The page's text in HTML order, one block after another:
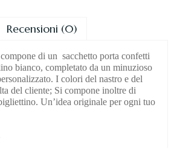
Recensioni (0)
di un sacchetto porta confetti
bianco, completato da un minuzioso
I colori del nastro e del
del cliente; Si compone inoltre di
Un’idea originale per ogni tuo